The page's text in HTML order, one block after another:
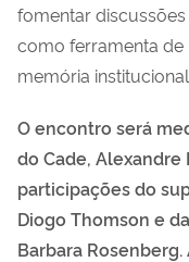
fomentar
como ferramenta de
memória
O encontro será
do Cade,
participações do
Diogo Thomson e
Barbara